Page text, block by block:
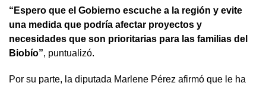
“Espero que el Gobierno escuche a la región y evite
una medida que podría afectar proyectos y
necesidades que son prioritarias para las familias del
Biobío”, puntualizó.
Por su parte, la diputada Marlene Pérez afirmó que le ha